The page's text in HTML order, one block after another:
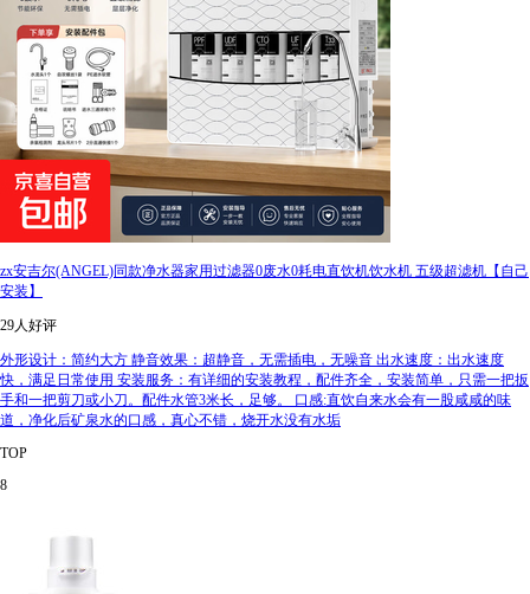
zx安吉尔(ANGEL)同款净水器家用过滤器0废水0耗电直饮机饮水机 五级超滤机【自己
安装】
29人好评
外形设计：简约大方 静音效果：超静音，无需插电，无噪音 出水速度：出水速度
快，满足日常使用 安装服务：有详细的安装教程，配件齐全，安装简单，只需一把扳
手和一把剪刀或小刀。配件水管3米长，足够。 口感:直饮自来水会有一股咸咸的味
道，净化后矿泉水的口感，真心不错，烧开水没有水垢
TOP
8